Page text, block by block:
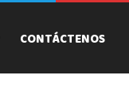
CONTÁCTENOS